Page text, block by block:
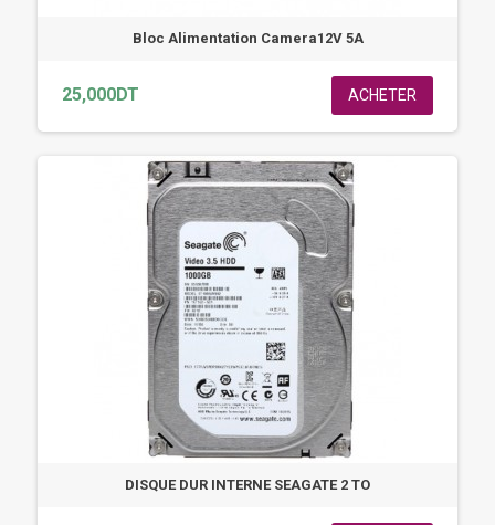
Bloc Alimentation Camera12V 5A
25,000DT ACHETER
DISQUE DUR INTERNE SEAGATE 2 TO